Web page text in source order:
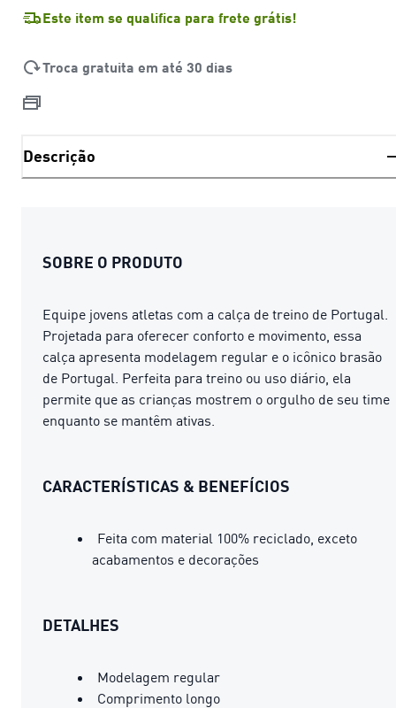
Este item se qualifica para frete grátis!
Troca gratuita em até 30 dias
Descrição
SOBRE O PRODUTO
Equipe jovens atletas com a calça de treino de Portugal.
Projetada para oferecer conforto e movimento, essa
calça apresenta modelagem regular e o icônico brasão
de Portugal. Perfeita para treino ou uso diário, ela
permite que as crianças mostrem o orgulho de seu time
enquanto se mantêm ativas.
CARACTERÍSTICAS & BENEFÍCIOS
Feita com material 100% reciclado, exceto
acabamentos e decorações
DETALHES
Modelagem regular
Comprimento longo